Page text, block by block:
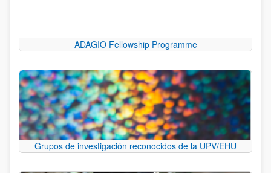
ADAGIO Fellowship Programme
Grupos de investigación reconocidos de la UPV/EHU